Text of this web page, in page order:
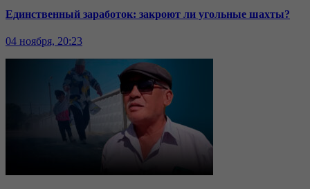
Единственный заработок: закроют ли угольные шахты?
04 ноября, 20:23